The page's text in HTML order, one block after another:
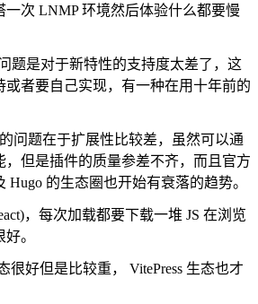
一次 LNMP 环境然后体验什么都要慢
题是对于新特性的支持度太差了，这
或者要自己实现，有一种在用十年前的
问题在于扩展性比较差，虽然可以通
，但是插件的质量参差不齐，而且官方
Hugo 的生态圈也开始有衰落的趋势。
，每次加载都要下载一堆 JS 在浏览
。
很好但是比较重， VitePress 生态也才